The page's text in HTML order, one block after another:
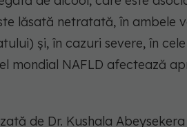
lăsată netratată, în ambele
și, în cazuri severe, în
mondial NAFLD afectează
de Dr. Kushala